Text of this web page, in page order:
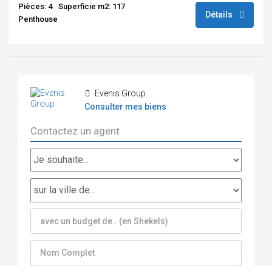
Pièces: 4
Superficie m2: 117
Penthouse
Détails
Evenis Group
Consulter mes biens
Contactez un agent